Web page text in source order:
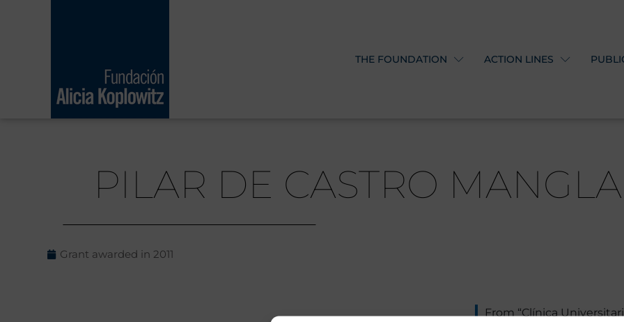
THE FOUNDATION ACTION LINES
PILAR DE CASTRO
Grant awarded in 2011
From “Clínica